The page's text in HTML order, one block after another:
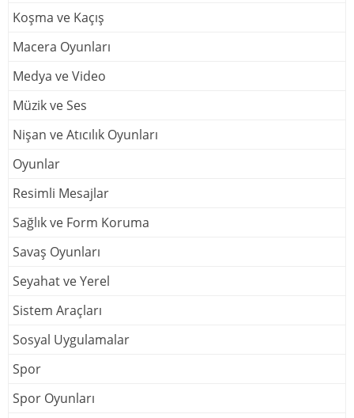
Koşma ve Kaçış
Macera Oyunları
Medya ve Video
Müzik ve Ses
Nişan ve Atıcılık Oyunları
Oyunlar
Resimli Mesajlar
Sağlık ve Form Koruma
Savaş Oyunları
Seyahat ve Yerel
Sistem Araçları
Sosyal Uygulamalar
Spor
Spor Oyunları